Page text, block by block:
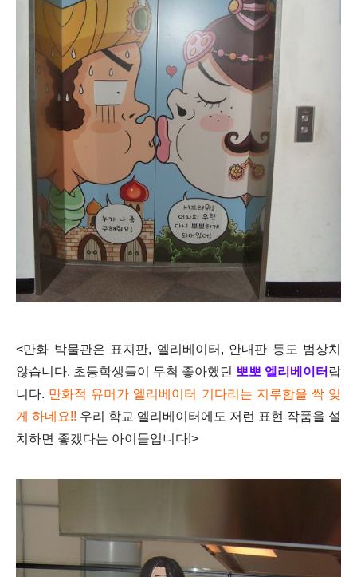
<만화 박물관은 표지판, 엘리베이터, 안내판 등도 범상치
않습니다. 초등학생들이 무척 좋아했던 뽀뽀 엘리베이터 랍
니다. 만화적 유머가 엘리베이터 기다리는 지루함을 싹 잊
게 하네요!! 우리 학교 엘리베이터에도 저런 표현 작품을 설
치하면 좋겠다는 아이들입니다!>